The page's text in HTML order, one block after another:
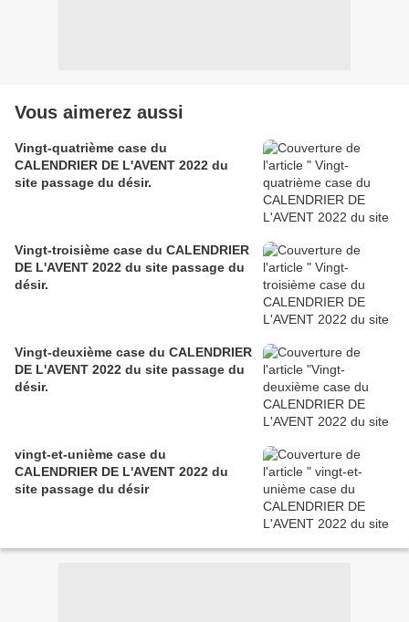
Vous aimerez aussi
Vingt-quatrième case du
CALENDRIER DE L'AVENT 2022 du
site passage du désir.
Vingt-troisième case du CALENDRIER
DE L'AVENT 2022 du site passage du
désir.
Vingt-deuxième case du CALENDRIER
DE L'AVENT 2022 du site passage du
désir.
vingt-et-unième case du
CALENDRIER DE L'AVENT 2022 du
site passage du désir